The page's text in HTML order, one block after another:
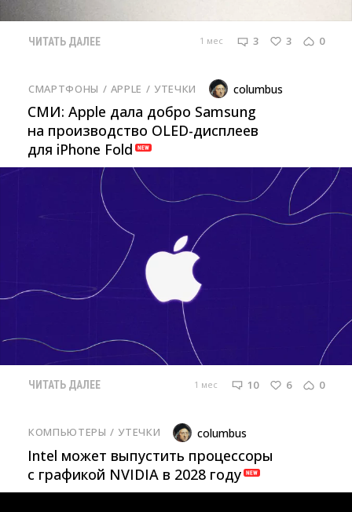
ЧИТАТЬ ДАЛЕЕ 1 мес 3 3 0
СМАРТФОНЫ / APPLE / УТЕЧКИ columbus
СМИ: Apple дала добро Samsung
на производство OLED-дисплеев
для iPhone Fold
ЧИТАТЬ ДАЛЕЕ 1 мес 10 6 0
КОМПЬЮТЕРЫ / УТЕЧКИ columbus
Intel может выпустить процессоры
с графикой NVIDIA в 2028 году